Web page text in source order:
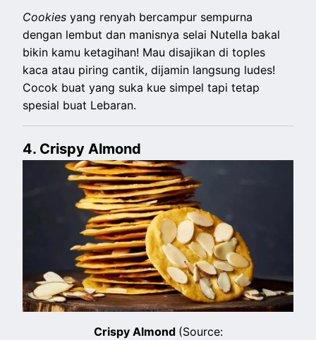
Cookies yang renyah bercampur sempurna
dengan lembut dan manisnya selai Nutella bakal
bikin kamu ketagihan! Mau disajikan di toples
kaca atau piring cantik, dijamin langsung ludes!
Cocok buat yang suka kue simpel tapi tetap
spesial buat Lebaran.
4. Crispy Almond
Crispy Almond (Source: